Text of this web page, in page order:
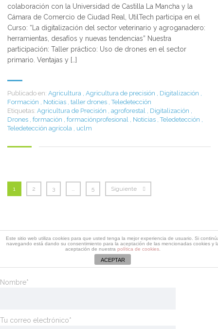
colaboración con la Universidad de Castilla La Mancha y la
Cámara de Comercio de Ciudad Real, UtilTech participa en el
Curso: “La digitalización del sector veterinario y agroganadero:
herramientas, desafíos y nuevas tendencias” Nuestra
participación: Taller práctico: Uso de drones en el sector
primario. Ventajas y […]
Publicado en: Agricultura , Agricultura de precisión , Digitalización ,
Formación , Noticias , taller drones , Teledetección
Etiquetas: Agricultura de Precisión , agroforestal , Digitalización ,
Drones , formación , formaciónprofesional , Noticias , Teledetección ,
Teledetección agrícola , uclm
1 2 3 … 5 Siguiente
Este sitio web utiliza cookies para que usted tenga la mejor experiencia de usuario. Si
navegando está dando su consentimiento para la aceptación de las mencionadas cookies y
aceptación de nuestra política de cookies.
ACEPTAR
Descarga dossier Edificaciones
Rellena este formulario y recibirás un email con el enlace de
descarga del dossier de Edificaciones
Nombre*
Tu correo electrónico*